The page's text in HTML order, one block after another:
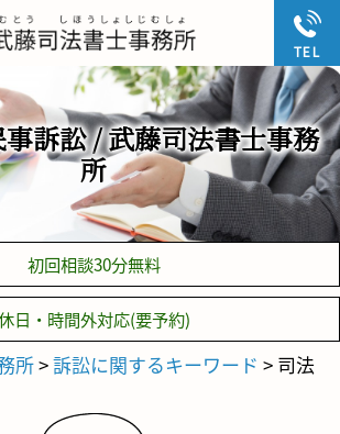
訴訟 / 武藤司法書士事務
所
初回相談30分無料
日・時間外対応(要予約)
所>訴訟に関するキーワード > 司法